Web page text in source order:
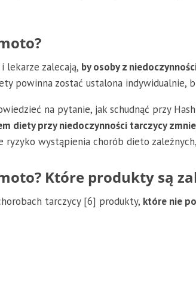
lekarze zalecają, by osoby z
powinna zostać ustalona
na pytanie, jak schudnąć przy
diety przy niedoczynności tarczycy
ryzyko wystąpienia chorób dieto
Które produkty są
tarczycy [6] produkty, które nie